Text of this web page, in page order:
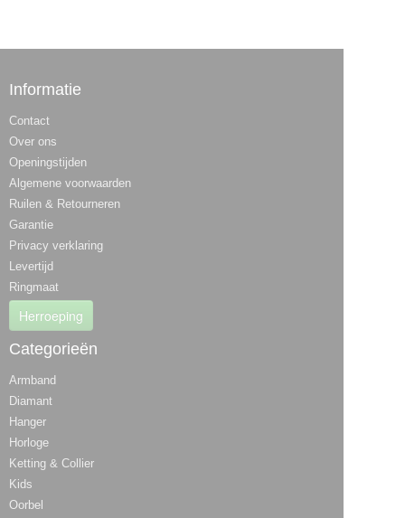
Informatie
Contact
Over ons
Openingstijden
Algemene voorwaarden
Ruilen & Retourneren
Garantie
Privacy verklaring
Levertijd
Ringmaat
Herroeping
Categorieën
Armband
Diamant
Hanger
Horloge
Ketting & Collier
Kids
Oorbel